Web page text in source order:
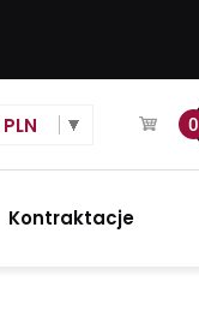
PLN 0
Kontraktacje